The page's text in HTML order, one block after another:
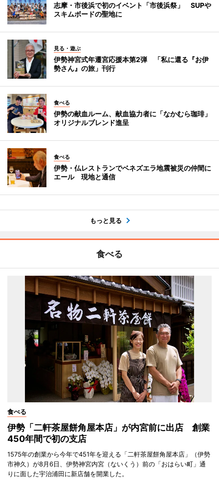
志摩・市後浜で初のイベント「市後浜祭」 SUPや
スキムボードの聖地に
見る・遊ぶ
伊勢神宮式年遷宮応援本第2弾 「私に還る『お伊
勢さん』の旅」刊行
食べる
伊勢の献血ルーム、献血協力者に「なかむら珈琲」
オリジナルブレンド進呈
食べる
伊勢・仏レストランでベネズエラ地震被災の仲間に
エール 現地と通信
もっと見る
食べる
食べる
伊勢「二軒茶屋餅角屋本店」が内宮前に出店 創業
450年間で初の支店
1575年の創業から今年で451年を迎える「二軒茶屋餅角屋本店」（伊勢
市神久）が8月6日、伊勢神宮内宮（ないくう）前の「おはらい町」通
りに面した宇治浦田に新店舗を開業した。